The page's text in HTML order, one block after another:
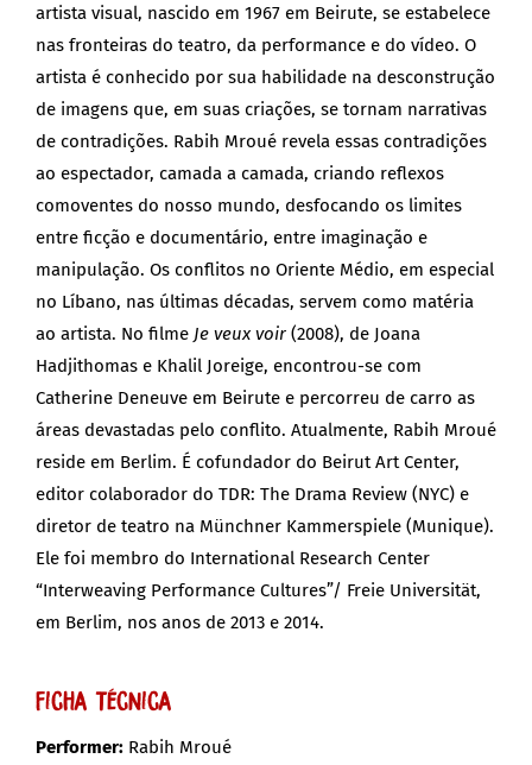
artista visual, nascido em 1967 em Beirute, se estabelece
nas fronteiras do teatro, da performance e do vídeo. O
artista é conhecido por sua habilidade na desconstrução
de imagens que, em suas criações, se tornam narrativas
de contradições. Rabih Mroué revela essas contradições
ao espectador, camada a camada, criando reflexos
comoventes do nosso mundo, desfocando os limites
entre ficção e documentário, entre imaginação e
manipulação. Os conflitos no Oriente Médio, em especial
no Líbano, nas últimas décadas, servem como matéria
ao artista. No filme Je veux voir (2008), de Joana
Hadjithomas e Khalil Joreige, encontrou-se com
Catherine Deneuve em Beirute e percorreu de carro as
áreas devastadas pelo conflito. Atualmente, Rabih Mroué
reside em Berlim. É cofundador do Beirut Art Center,
editor colaborador do TDR: The Drama Review (NYC) e
diretor de teatro na Münchner Kammerspiele (Munique).
Ele foi membro do International Research Center
“Interweaving Performance Cultures”/ Freie Universität,
em Berlim, nos anos de 2013 e 2014.
Ficha Técnica
Performer: Rabih Mroué